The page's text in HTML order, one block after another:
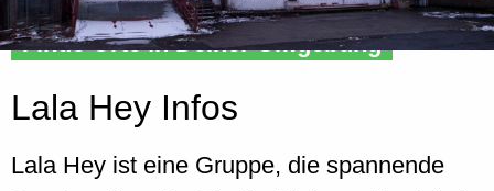
Finde Orte in Deiner Umgebung
Lala Hey Infos
Lala Hey ist eine Gruppe, die spannende
Recent Posts
Home